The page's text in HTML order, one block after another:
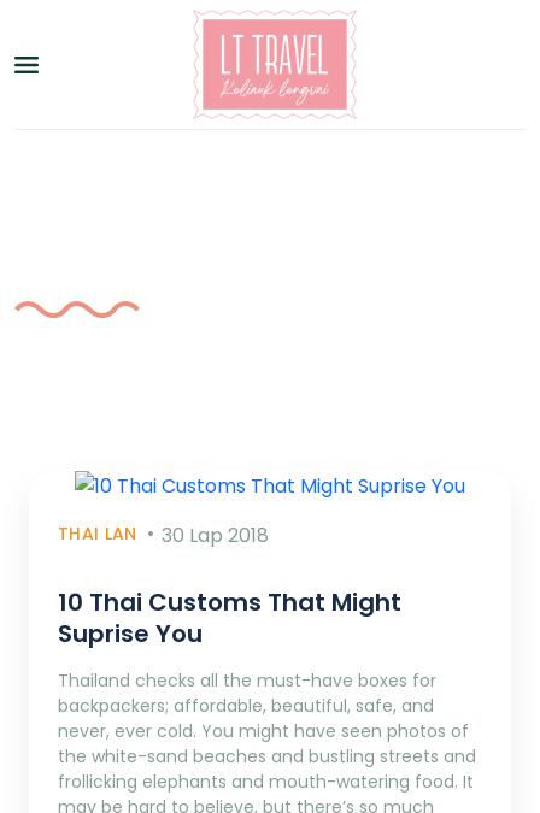
THAI LAN 30 Lap 2018
10 Thai Customs That Might
Suprise You
Thailand checks all the must-have boxes for
backpackers; affordable, beautiful, safe, and
never, ever cold. You might have seen photos of
the white-sand beaches and bustling streets and
frollicking elephants and mouth-watering food. It
may be hard to believe, but there’s so much